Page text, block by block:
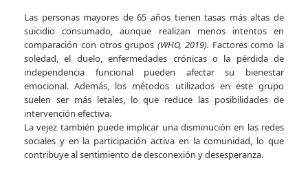
Las personas mayores de 65 años tienen tasas más altas de
suicidio consumado, aunque realizan menos intentos en
comparación con otros grupos (WHO, 2019). Factores como la
soledad, el duelo, enfermedades crónicas o la pérdida de
independencia funcional pueden afectar su bienestar
emocional. Además, los métodos utilizados en este grupo
suelen ser más letales, lo que reduce las posibilidades de
intervención efectiva.
La vejez también puede implicar una disminución en las redes
sociales y en la participación activa en la comunidad, lo que
contribuye al sentimiento de desconexión y desesperanza.